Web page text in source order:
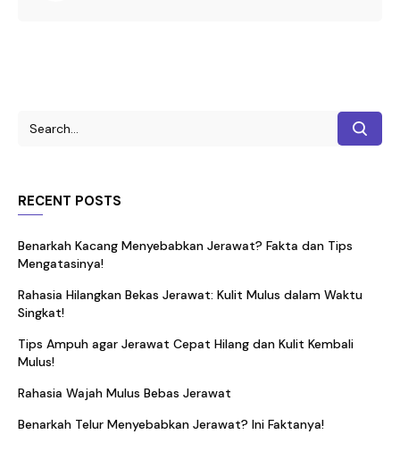
RECENT POSTS
Benarkah Kacang Menyebabkan Jerawat? Fakta dan Tips
Mengatasinya!
Rahasia Hilangkan Bekas Jerawat: Kulit Mulus dalam Waktu
Singkat!
Tips Ampuh agar Jerawat Cepat Hilang dan Kulit Kembali
Mulus!
Rahasia Wajah Mulus Bebas Jerawat
Benarkah Telur Menyebabkan Jerawat? Ini Faktanya!